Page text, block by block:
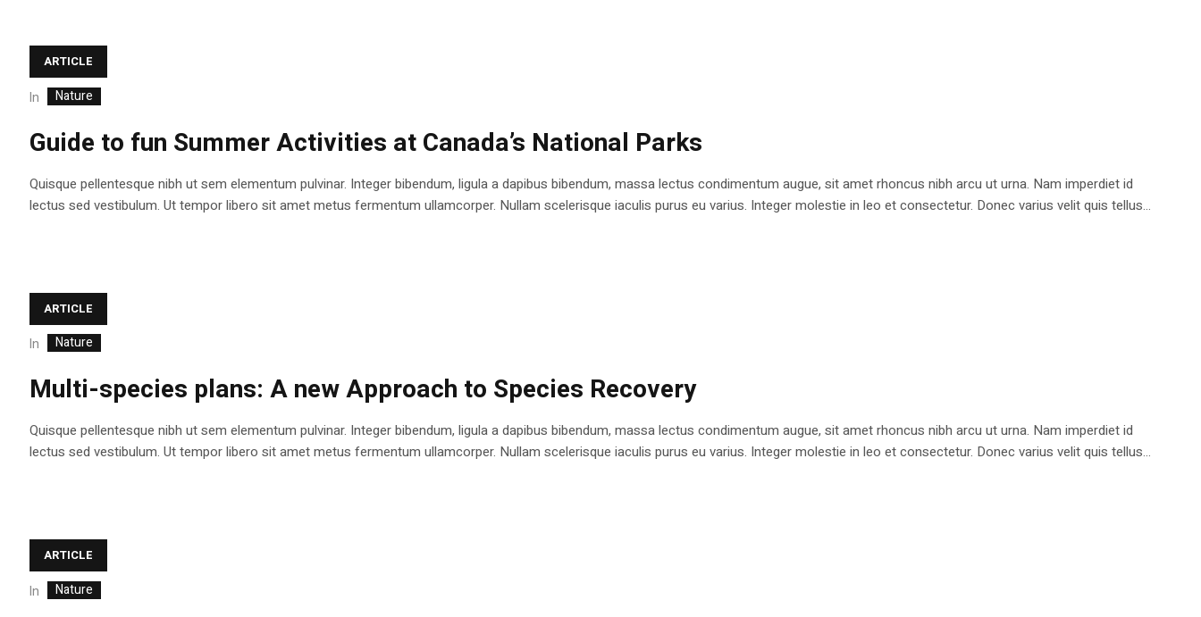
ARTICLE
In Nature
Guide to fun Summer Activities at Canada’s National Parks
Quisque pellentesque nibh ut sem elementum pulvinar. Integer bibendum, ligula a dapibus bibendum, massa lectus condimentum augue, sit amet rhoncus nibh arcu ut urna. Nam imperdiet id
lectus sed vestibulum. Ut tempor libero sit amet metus fermentum ullamcorper. Nullam scelerisque iaculis purus eu varius. Integer molestie in leo et consectetur. Donec varius velit quis tellus...
ARTICLE
In Nature
Multi-species plans: A new Approach to Species Recovery
Quisque pellentesque nibh ut sem elementum pulvinar. Integer bibendum, ligula a dapibus bibendum, massa lectus condimentum augue, sit amet rhoncus nibh arcu ut urna. Nam imperdiet id
lectus sed vestibulum. Ut tempor libero sit amet metus fermentum ullamcorper. Nullam scelerisque iaculis purus eu varius. Integer molestie in leo et consectetur. Donec varius velit quis tellus...
ARTICLE
In Nature